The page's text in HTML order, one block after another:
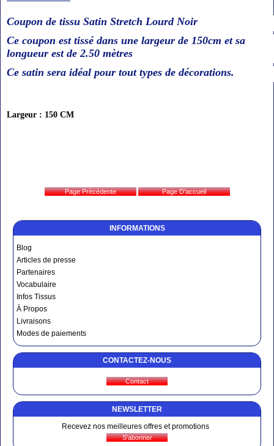
INFORMATIONS
Blog
Articles de presse
Partenaires
Vocabulaire
Infos Tissus
À Propos
Livraisons
Modes de paiements
CONTACTEZ-NOUS
NEWSLETTER
Recevez nos meilleures offres et promotions
Coupon de tissu Satin Stretch Lourd Noir
Ce coupon est tissé dans une largeur de 150cm et sa
longueur est de 2.50 mètres
Ce satin sera idéal pour tout types de décorations.
Largeur : 150 CM